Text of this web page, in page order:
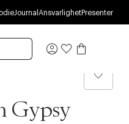
Journal AnsvarlighetPresenter
Logga
Gypsy